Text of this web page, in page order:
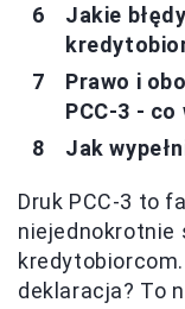
Jakie
Prawo i
PCC-3 -
Jak
Druk PCC-3 to
niejednokrotnie
deklaracja? To